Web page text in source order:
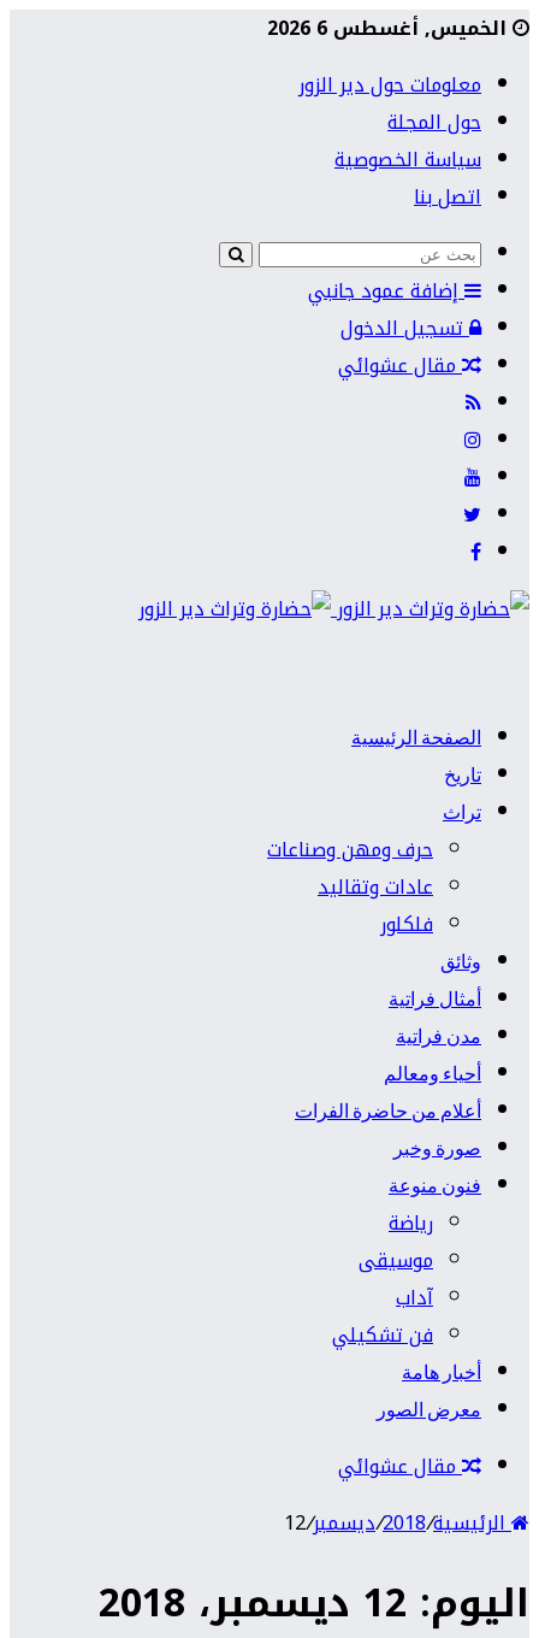
الخميس, أغسطس 6 2026
معلومات حول دير الزور
حول المجلة
سياسة الخصوصية
اتصل بنا
إضافة عمود جانبي
تسجيل الدخول
مقال عشوائي
الصفحة الرئيسية
تاريخ
تراث
حرف ومهن وصناعات
عادات وتقاليد
فلكلور
وثائق
أمثال فراتية
مدن فراتية
أحياء ومعالم
أعلام من حاضرة الفرات
صورة وخبر
فنون منوعة
رياضة
موسيقى
آداب
فن تشكيلي
أخبار هامة
معرض الصور
مقال عشوائي
الرئيسية/
2018
/ديسمبر/
12
اليوم: 12 ديسمبر، 2018